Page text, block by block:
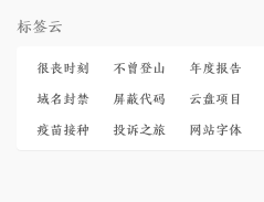
标签云
很丧时刻 不曾登山 年度报告
域名封禁
屏蔽代码 云盘项目
疫苗接种
投诉之旅 网站字体